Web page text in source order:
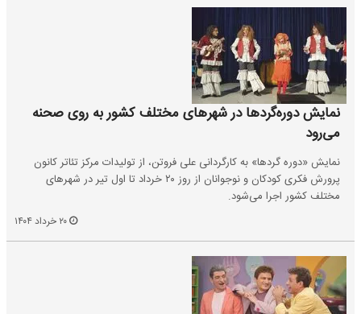
نمایش دوره‌گردها در شهرهای مختلف کشور به روی صحنه
می‌رود
نمایش «دوره گردها» به کارگردانی علی فروتن، از تولیدات مرکز تئاتر کانون
پرورش فکری کودکان و نوجوانان از روز ۲۰ خرداد تا اول تیر در شهرهای
مختلف کشور اجرا می‌شود.